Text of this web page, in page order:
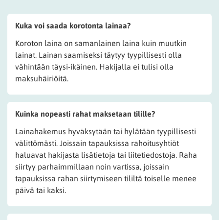
Kuka voi saada korotonta lainaa?
Koroton laina on samanlainen laina kuin muutkin
lainat. Lainan saamiseksi täytyy tyypillisesti olla
vähintään täysi-ikäinen. Hakijalla ei tulisi olla
maksuhäiriöitä.
Kuinka nopeasti rahat maksetaan tilille?
Lainahakemus hyväksytään tai hylätään tyypillisesti
välittömästi. Joissain tapauksissa rahoitusyhtiöt
haluavat hakijasta lisätietoja tai liitetiedostoja. Raha
siirtyy parhaimmillaan noin vartissa, joissain
tapauksissa rahan siirtymiseen tililtä toiselle menee
päivä tai kaksi.